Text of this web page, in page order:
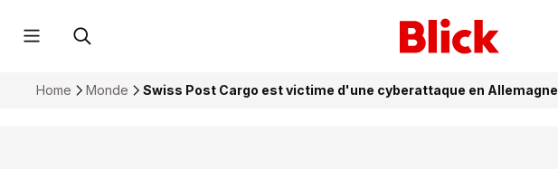
Home Monde Swiss Post Cargo est victime d'une cyberattaque en Allemagne